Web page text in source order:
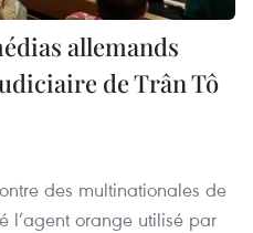
allemands
de Trân Tô
des multinationales de
l’agent orange utilisé par